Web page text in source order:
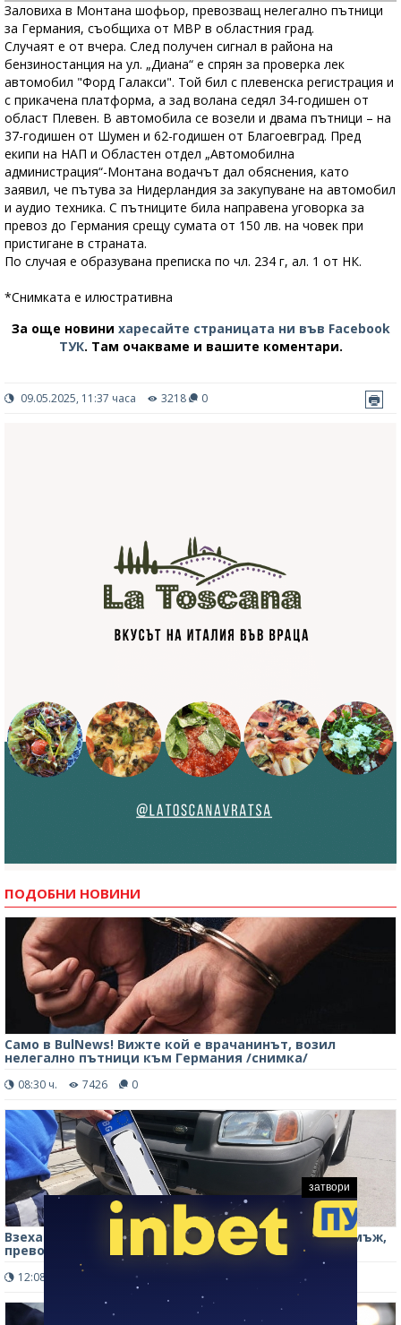
Заловиха в Монтана шофьор, превозващ нелегално пътници
за Германия, съобщиха от МВР в областния град.
Случаят е от вчера. След получен сигнал в района на
бензиностанция на ул. „Диана“ е спрян за проверка лек
автомобил "Форд Галакси". Той бил с плевенска регистрация и
с прикачена платформа, а зад волана седял 34-годишен от
област Плевен. В автомобила се возели и двама пътници – на
37-годишен от Шумен и 62-годишен от Благоевград. Пред
екипи на НАП и Областен отдел „Автомобилна
администрация“-Монтана водачът дал обяснения, като
заявил, че пътува за Нидерландия за закупуване на автомобил
и аудио техника. С пътниците била направена уговорка за
превоз до Германия срещу сумата от 150 лв. на човек при
пристигане в страната.
По случая е образувана преписка по чл. 234 г, ал. 1 от НК.
*Снимката е илюстративна
За още новини харесайте страницата ни във Facebook
ТУК. Там очакваме и вашите коментари.
09.05.2025, 11:37 часа 3218 0
ПОДОБНИ НОВИНИ
Само в BulNews! Вижте кой е врачанинът, возил
нелегално пътници към Германия /снимка/
08:30 ч. 7426 0
Взеха книжката и свалиха номерата на колата на мъж,
превозвал хора за пари в Берковица
12:08 ч. 0
затвори